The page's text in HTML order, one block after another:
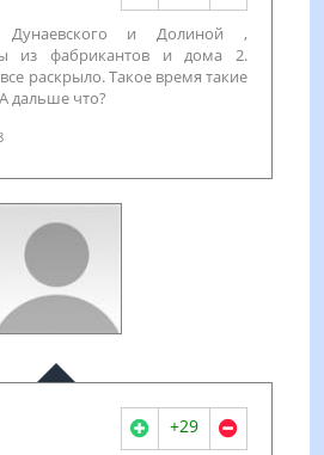
Дунаевского и Долиной ,
из фабрикантов и дома 2.
раскрыло. Такое время такие
дальше что?
+29